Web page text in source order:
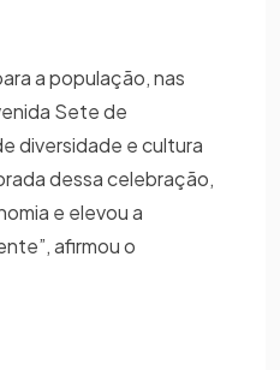
a população, nas
Sete de
diversidade e cultura
dessa celebração,
e elevou a
afirmou o